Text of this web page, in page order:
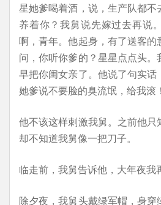
星她爹喝着酒，说，生产队都
养着你？我舅说先嫁过去再说
啊，青年。他起身，有了送客的
问，你听你爹的？星星点点头
早把你闺女亲了。他说了句实话
她爹说不要脸的臭流氓，给我滚！
他不该这样刺激我舅。之前他只
却不知道我舅像一把刀子。
临走前，我舅告诉他，大年夜我
除夕夜，我舅头戴绿军帽，身穿